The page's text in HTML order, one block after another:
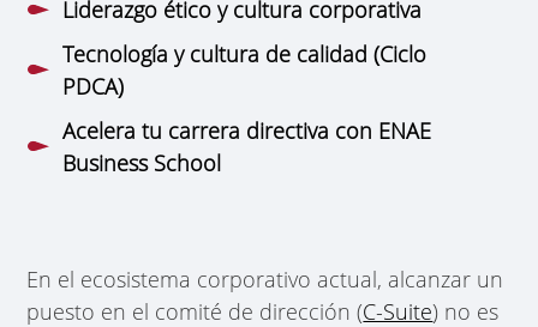
Liderazgo ético y cultura corporativa
Tecnología y cultura de calidad (Ciclo
PDCA)
Acelera tu carrera directiva con ENAE
Business School
En el ecosistema corporativo actual, alcanzar un
puesto en el comité de dirección (C-Suite) no es